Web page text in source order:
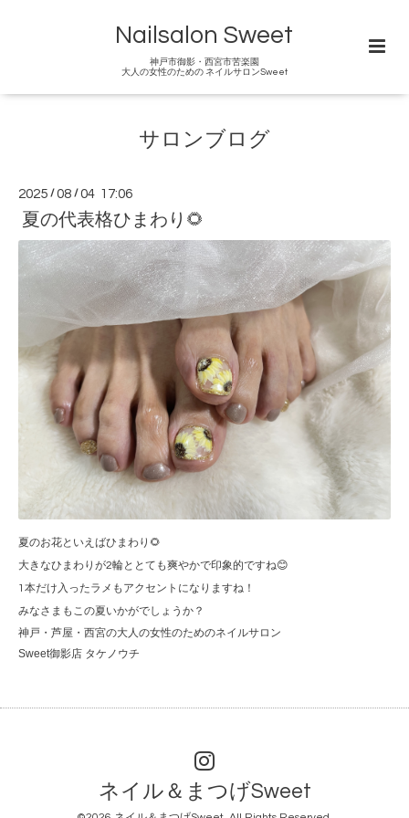
Nailsalon Sweet
神戸市御影・西宮市苦楽園
大人の女性のための ネイルサロンSweet
サロンブログ
2025 /08 /04 17:06
夏の代表格ひまわり🌻
夏のお花といえばひまわり🌻
大きなひまわりが2輪ととても爽やかで印象的ですね😊
1本だけ入ったラメもアクセントになりますね！
みなさまもこの夏いかがでしょうか？
神戸・芦屋・西宮の大人の女性のためのネイルサロン
Sweet御影店 タケノウチ
ネイル＆まつげSweet